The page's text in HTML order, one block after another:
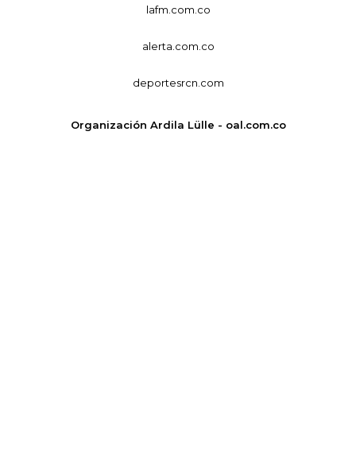
lafm.com.co
alerta.com.co
deportesrcn.com
Organización Ardila Lülle - oal.com.co